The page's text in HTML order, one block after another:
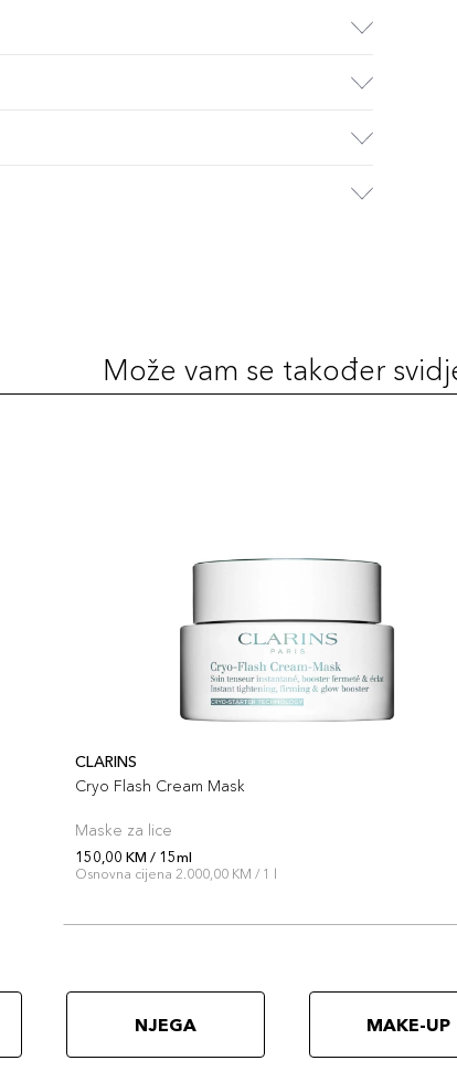
Može vam se također
CLARINS
Cryo Flash Cream Mask
Maske za lice
150,00 KM / 15ml
Osnovna cijena 2.000,00 KM / 1 l
NJEGA MAKE-UP